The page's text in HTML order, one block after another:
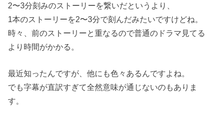
2〜3分刻みのストーリーを繋いだというより、
1本のストーリーを2〜3分で刻んだみたいですけどね。
時々、前のストーリーと重なるので普通のドラマ見てる
より時間がかかる。
最近知ったんですが、他にも色々あるんですよね。
でも字幕が直訳すぎて全然意味が通じないのもありま
す。